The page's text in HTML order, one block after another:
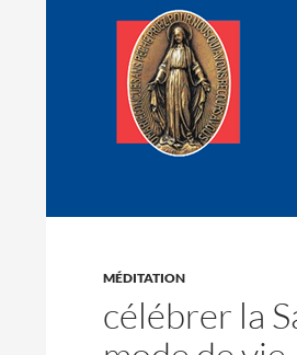
Association de la
MÉDITATION
célébrer la